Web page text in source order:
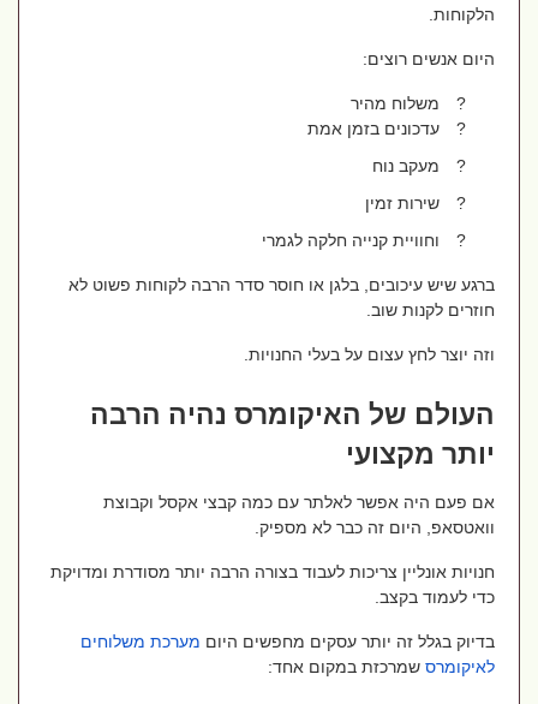
הלקוחות.
היום אנשים רוצים:
משלוח מהיר
עדכונים בזמן אמת
מעקב נוח
שירות זמין
וחוויית קנייה חלקה לגמרי
ברגע שיש עיכובים, בלגן או חוסר סדר הרבה לקוחות פשוט לא
חוזרים לקנות שוב.
וזה יוצר לחץ עצום על בעלי החנויות.
העולם של האיקומרס נהיה הרבה
יותר מקצועי
אם פעם היה אפשר לאלתר עם כמה קבצי אקסל וקבוצת
וואטסאפ, היום זה כבר לא מספיק.
חנויות אונליין צריכות לעבוד בצורה הרבה יותר מסודרת ומדויקת
כדי לעמוד בקצב.
בדיוק בגלל זה יותר עסקים מחפשים היוםמערכת משלוחים
לאיקומרסשמרכזת במקום אחד: